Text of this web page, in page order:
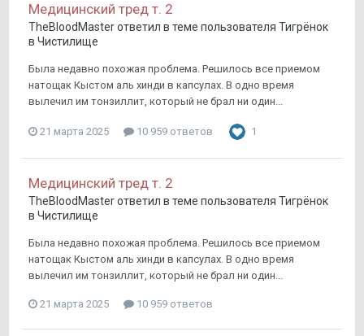
Медицинский тред т. 2
TheBloodMasterответил в теме пользователя Тигрёнок
в Чистилище
Была недавно похожая проблема. Решилось все приемом
натощак Кыстом аль хинди в капсулах. В одно время
вылечил им тонзиллит, который не брал ни один...
21 марта 2025 10 959 ответов 1
Медицинский тред т. 2
TheBloodMasterответил в теме пользователя Тигрёнок
в Чистилище
Была недавно похожая проблема. Решилось все приемом
натощак Кыстом аль хинди в капсулах. В одно время
вылечил им тонзиллит, который не брал ни один...
21 марта 2025 10 959 ответов